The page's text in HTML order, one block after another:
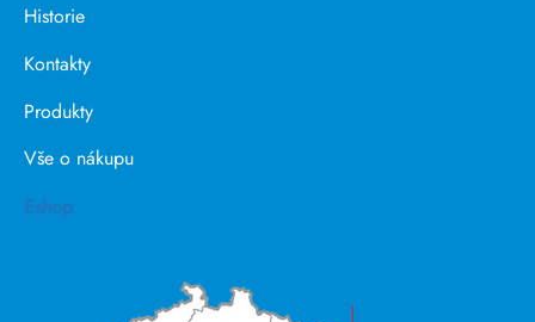
Historie
Kontakty
Produkty
Vše o nákupu
Eshop